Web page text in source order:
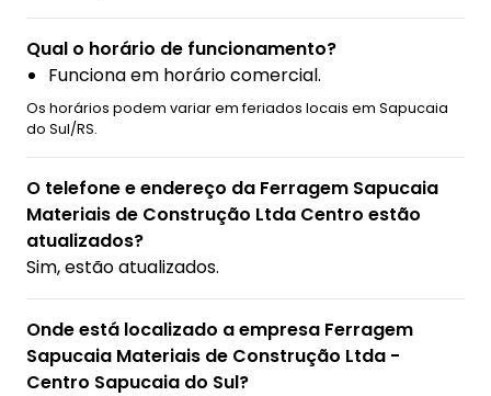
Qual o horário de funcionamento?
Funciona em horário comercial.
Os horários podem variar em feriados locais em Sapucaia
do Sul/RS.
O telefone e endereço da Ferragem Sapucaia
Materiais de Construção Ltda Centro estão
atualizados?
Sim, estão atualizados.
Onde está localizado a empresa Ferragem
Sapucaia Materiais de Construção Ltda -
Centro Sapucaia do Sul?